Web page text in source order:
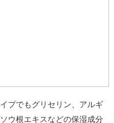
プでもグリセリン、アルギ
ウ根エキスなどの保湿成分